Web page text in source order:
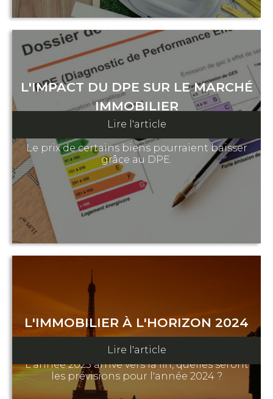
L'IMPACT DU DPE SUR LE MARCHÉ
IMMOBILIER
08 février 2023
Le prix de certains biens pourraient baisser
grâce au DPE.
Lire l'article
L'IMMOBILIER À L'HORIZON 2024
29 Septembre 2023
L'année 2023 arrive vers la fin, quelles seront
les prévisions pour l'année 2024 ?
Lire l'article